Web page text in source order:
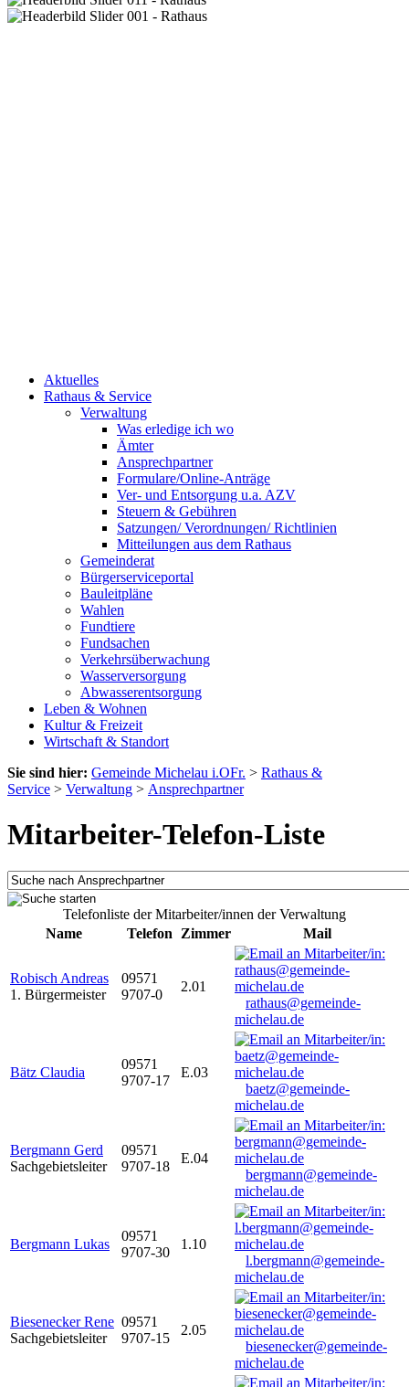
Aktuelles
Rathaus & Service
Verwaltung
Was erledige ich wo
Ämter
Ansprechpartner
Formulare/Online-Anträge
Ver- und Entsorgung u.a. AZV
Steuern & Gebühren
Satzungen/ Verordnungen/ Richtlinien
Mitteilungen aus dem Rathaus
Gemeinderat
Bürgerserviceportal
Bauleitpläne
Wahlen
Fundtiere
Fundsachen
Verkehrsüberwachung
Wasserversorgung
Abwasserentsorgung
Leben & Wohnen
Kultur & Freizeit
Wirtschaft & Standort
Sie sind hier: Gemeinde Michelau i.OFr. > Rathaus &
Service > Verwaltung > Ansprechpartner
Mitarbeiter-Telefon-Liste
Telefonliste der Mitarbeiter/innen der Verwaltung
Name
Telefon Zimmer Mail
Robisch Andreas
1. Bürgermeister
09571
9707-0
2.01
rathaus@gemeinde-
michelau.de
Bätz Claudia
09571
9707-17
E.03
baetz@gemeinde-
michelau.de
Bergmann Gerd
Sachgebietsleiter
09571
9707-18
E.04
bergmann@gemeinde-
michelau.de
Bergmann Lukas
09571
9707-30
1.10
l.bergmann@gemeinde-
michelau.de
Biesenecker Rene
Sachgebietsleiter
09571
9707-15
2.05
biesenecker@gemeinde-
michelau.de